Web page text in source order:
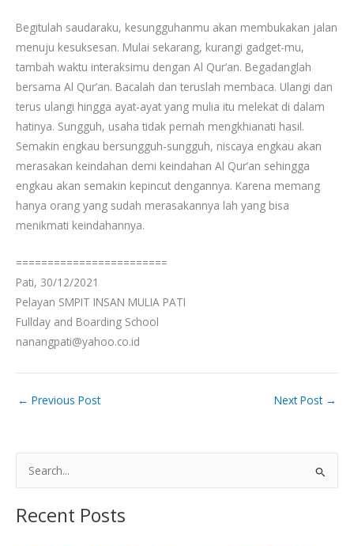
Begitulah saudaraku, kesungguhanmu akan membukakan jalan
menuju kesuksesan. Mulai sekarang, kurangi gadget-mu,
tambah waktu interaksimu dengan Al Qur’an. Begadanglah
bersama Al Qur’an. Bacalah dan teruslah membaca. Ulangi dan
terus ulangi hingga ayat-ayat yang mulia itu melekat di dalam
hatinya. Sungguh, usaha tidak pernah mengkhianati hasil.
Semakin engkau bersungguh-sungguh, niscaya engkau akan
merasakan keindahan demi keindahan Al Qur’an sehingga
engkau akan semakin kepincut dengannya. Karena memang
hanya orang yang sudah merasakannya lah yang bisa
menikmati keindahannya.
========================
Pati, 30/12/2021
Pelayan SMPIT INSAN MULIA PATI
Fullday and Boarding School
nanangpati@yahoo.co.id
← Previous Post Next Post →
a
Recent Posts